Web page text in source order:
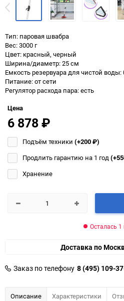
Тип: паровая швабра
Вес: 3000 г
Цвет: красный, черный
Ширина/диаметр: 25 см
Емкость резервуара для чистой воды:
Питание: от сети
Регулятор расхода пара: есть
Цена
6 878₽
Подъём техники (+200₽)
Продлить гарантию на 1 год
Хранение
Осталась 1
Доставка по
Заказ по телефону 8 (495) 109-
Описание Характеристики